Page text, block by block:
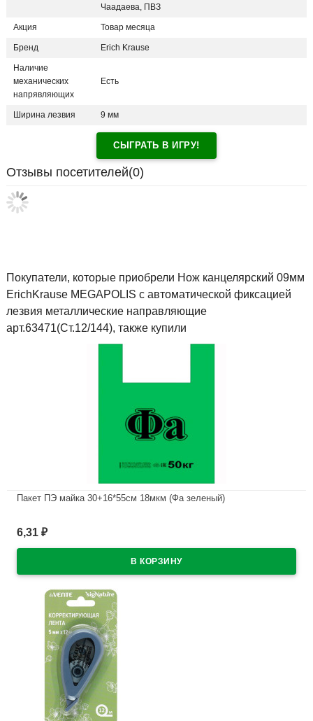
Чаадаева, ПВЗ
Акция Товар месяца
Бренд Erich Krause
Наличие
механических
напрявляющих
Есть
Ширина лезвия 9 мм
СЫГРАТЬ В ИГРУ!
Отзывы посетителей(0)
Покупатели, которые приобрели Нож канцелярский 09мм
ErichKrause MEGAPOLIS с автоматической фиксацией
лезвия металлические направляющие
арт.63471(Ст.12/144), также купили
Пакет ПЭ майка 30+16*55см 18мкм (Фа зеленый)
6,31 ₽